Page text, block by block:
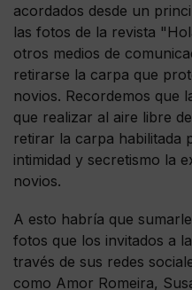
acordados desde un
las fotos de la revista
otros medios de
retirarse la carpa que
novios. Recordemos que
que realizar al aire libre
retirar la carpa habilitada
intimidad y secretismo la
novios.
A esto habría que
fotos que los invitados a
través de sus redes
como Amor Romeira,